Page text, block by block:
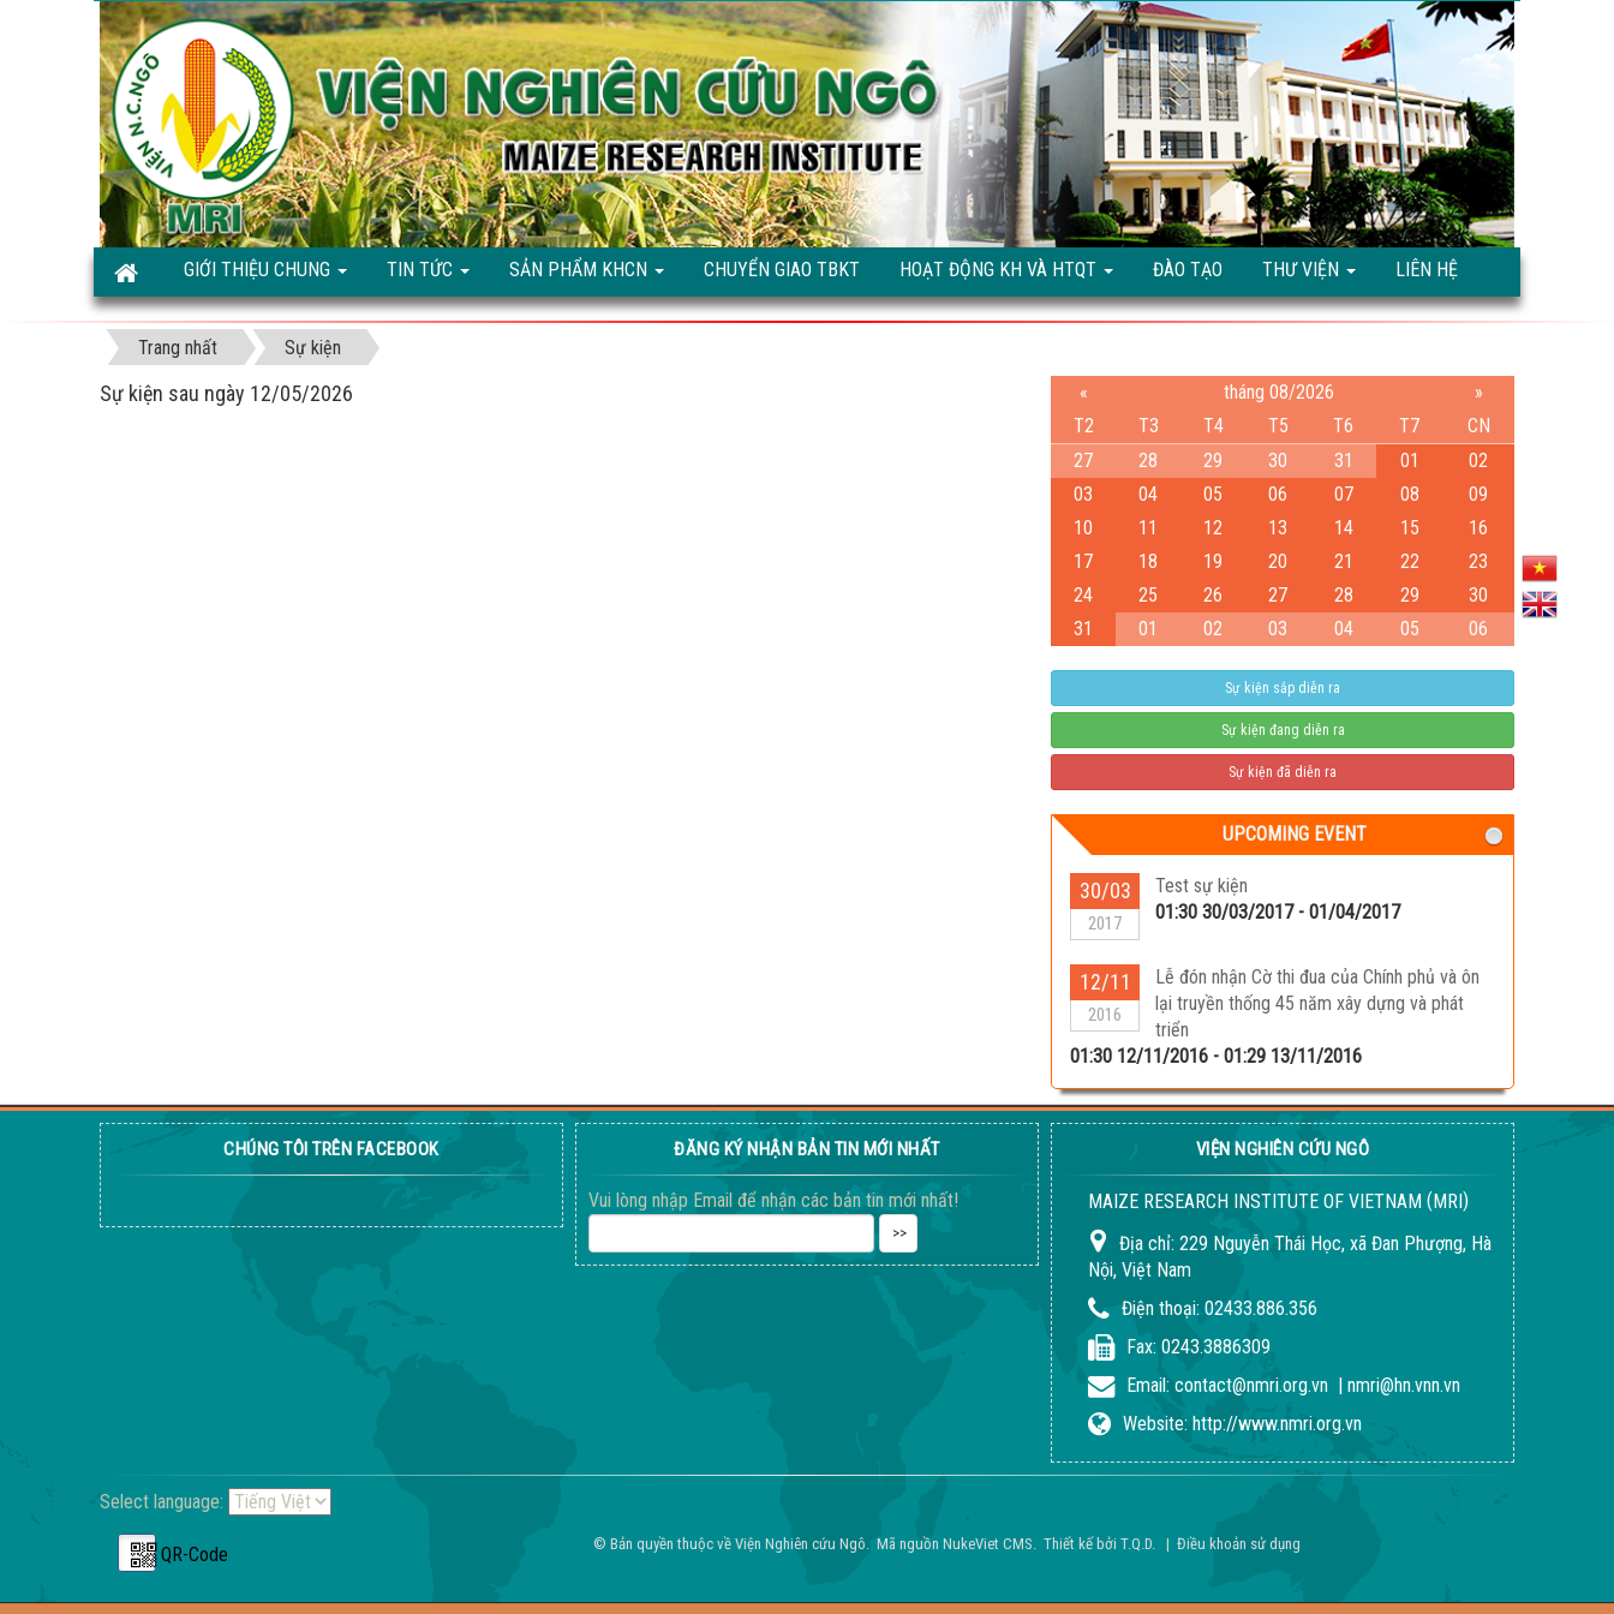
GIỚI THIỆU CHUNG TIN TỨC SẢN PHẨM KHCN CHUYỂN GIAO TBKT HOẠT ĐỘNG KH VÀ HTQT ĐÀO TẠO THƯ VIỆN LIÊN HỆ
Trang nhất Sự kiện
Sự kiện sau ngày 12/05/2026 « tháng 08/2026
»
T2
T3 T4 T5 T6 T7
CN
27
28 29 30 31 01
02
03
04 05 06 07 08
09
10
11 12 13 14 15
16
17
18 19 20 21 22
23
24
25 26 27 28 29
30
31
01 02 03 04 05 06
Sự kiện sắp diễn ra
Sự kiện đang diễn ra
Sự kiện đã diễn ra
UPCOMING EVENT
30/03
2017
Test sự kiện
01:30 30/03/2017 - 01/04/2017
12/11
2016
Lễ đón nhận Cờ thi đua của Chính phủ và ôn
lại truyền thống 45 năm xây dựng và phát
triển
01:30 12/11/2016 - 01:29 13/11/2016
CHÚNG TÔI TRÊN FACEBOOK ĐĂNG KÝ NHẬN BẢN TIN MỚI NHẤT
Vui lòng nhập Email để nhận các bản tin mới nhất!
VIỆN NGHIÊN CỨU NGÔ
MAIZE RESEARCH INSTITUTE OF VIETNAM ( MRI )
Địa chỉ: 229 Nguyễn Thái Học, xã Đan Phượng, Hà
Nội, Việt Nam
Điện thoại: 02433.886.356
Fax: 0243.3886309
Email: contact@nmri.org.vn
nmri@hn.vnn.vn
Website: http://www.nmri.org.vn
Select language:
QR-Code © Bản quyền thuộc về Viện Nghiên cứu Ngô. Mã nguồn NukeViet CMS. Thiết kế bởi T.Q.D. | Điều khoản sử dụng